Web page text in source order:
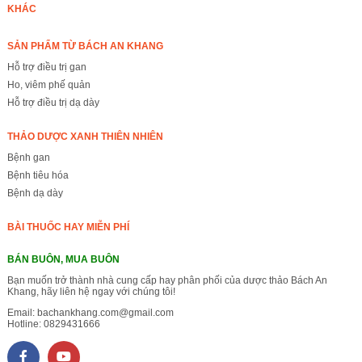
KHÁC
SẢN PHẨM TỪ BÁCH AN KHANG
Hỗ trợ điều trị gan
Ho, viêm phế quản
Hỗ trợ điều trị dạ dày
THẢO DƯỢC XANH THIÊN NHIÊN
Bệnh gan
Bệnh tiêu hóa
Bệnh dạ dày
BÀI THUỐC HAY MIỄN PHÍ
BÁN BUÔN, MUA BUÔN
Bạn muốn trở thành nhà cung cấp hay phân phối của dược thảo Bách An
Khang, hãy liên hệ ngay với chúng tôi!
Email: bachankhang.com@gmail.com
Hotline: 0829431666